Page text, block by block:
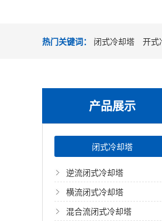
热门关键词： 闭式冷却塔 开式
产品展示
闭式冷却塔
逆流闭式冷却塔
横流闭式冷却塔
混合流闭式冷却塔